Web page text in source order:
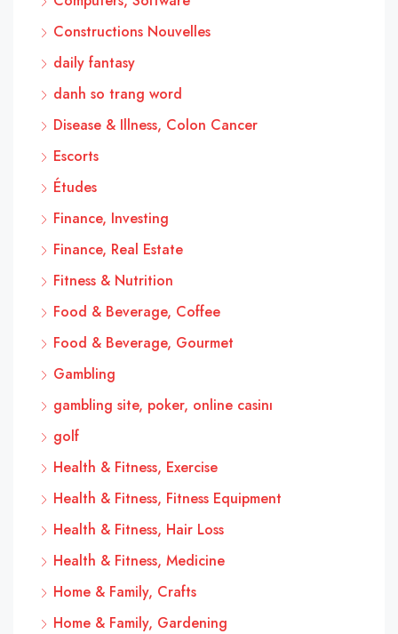
Constructions Nouvelles
daily fantasy
danh so trang word
Disease & Illness, Colon Cancer
Escorts
Études
Finance, Investing
Finance, Real Estate
Fitness & Nutrition
Food & Beverage, Coffee
Food & Beverage, Gourmet
Gambling
gambling site, poker, online casinı
golf
Health & Fitness, Exercise
Health & Fitness, Fitness Equipment
Health & Fitness, Hair Loss
Health & Fitness, Medicine
Home & Family, Crafts
Home & Family, Gardening